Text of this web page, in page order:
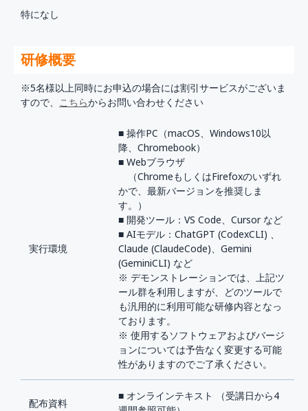
特になし
研修概要
※5名様以上同時にお申込の場合には割引サービスがございま
すので、 こちらからお問い合わせください
実行環境
■ 操作PC（macOS、Windows10以
降、Chromebook）
■ Webブラウザ
（ChromeもしくはFirefoxのいずれ
かで、最新バージョンを推奨しま
す。）
■ 開発ツール：VS Code、Cursor など
■ AIモデル：ChatGPT (CodexCLI) 、
Claude (ClaudeCode)、Gemini
(GeminiCLI) など
※ デモンストレーションでは、上記ツ
ール群を利用しますが、どのツールで
も汎用的に利用可能な研修内容となっ
ております。
※ 使用するソフトウェアおよびバージ
ョンについては予告なく変更する可能
性がありますのでご了承ください。
配布資料
■ オンラインテキスト （受講日から4